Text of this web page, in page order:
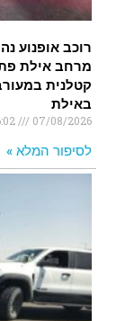
רוכב אופנוע
מרחב אילת
קטלנית
באילת
07/08/2026
16:02
לסיפור המלא »